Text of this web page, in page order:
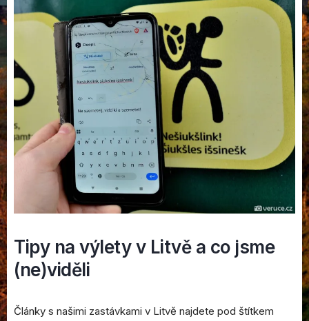
Tipy na výlety v Litvě a co jsme
(ne)viděli
Články s našimi zastávkami v Litvě najdete pod štítkem